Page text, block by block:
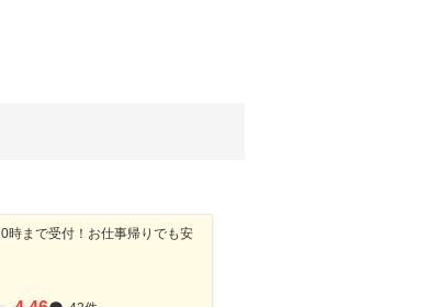
時まで受付！お仕事帰りでも安